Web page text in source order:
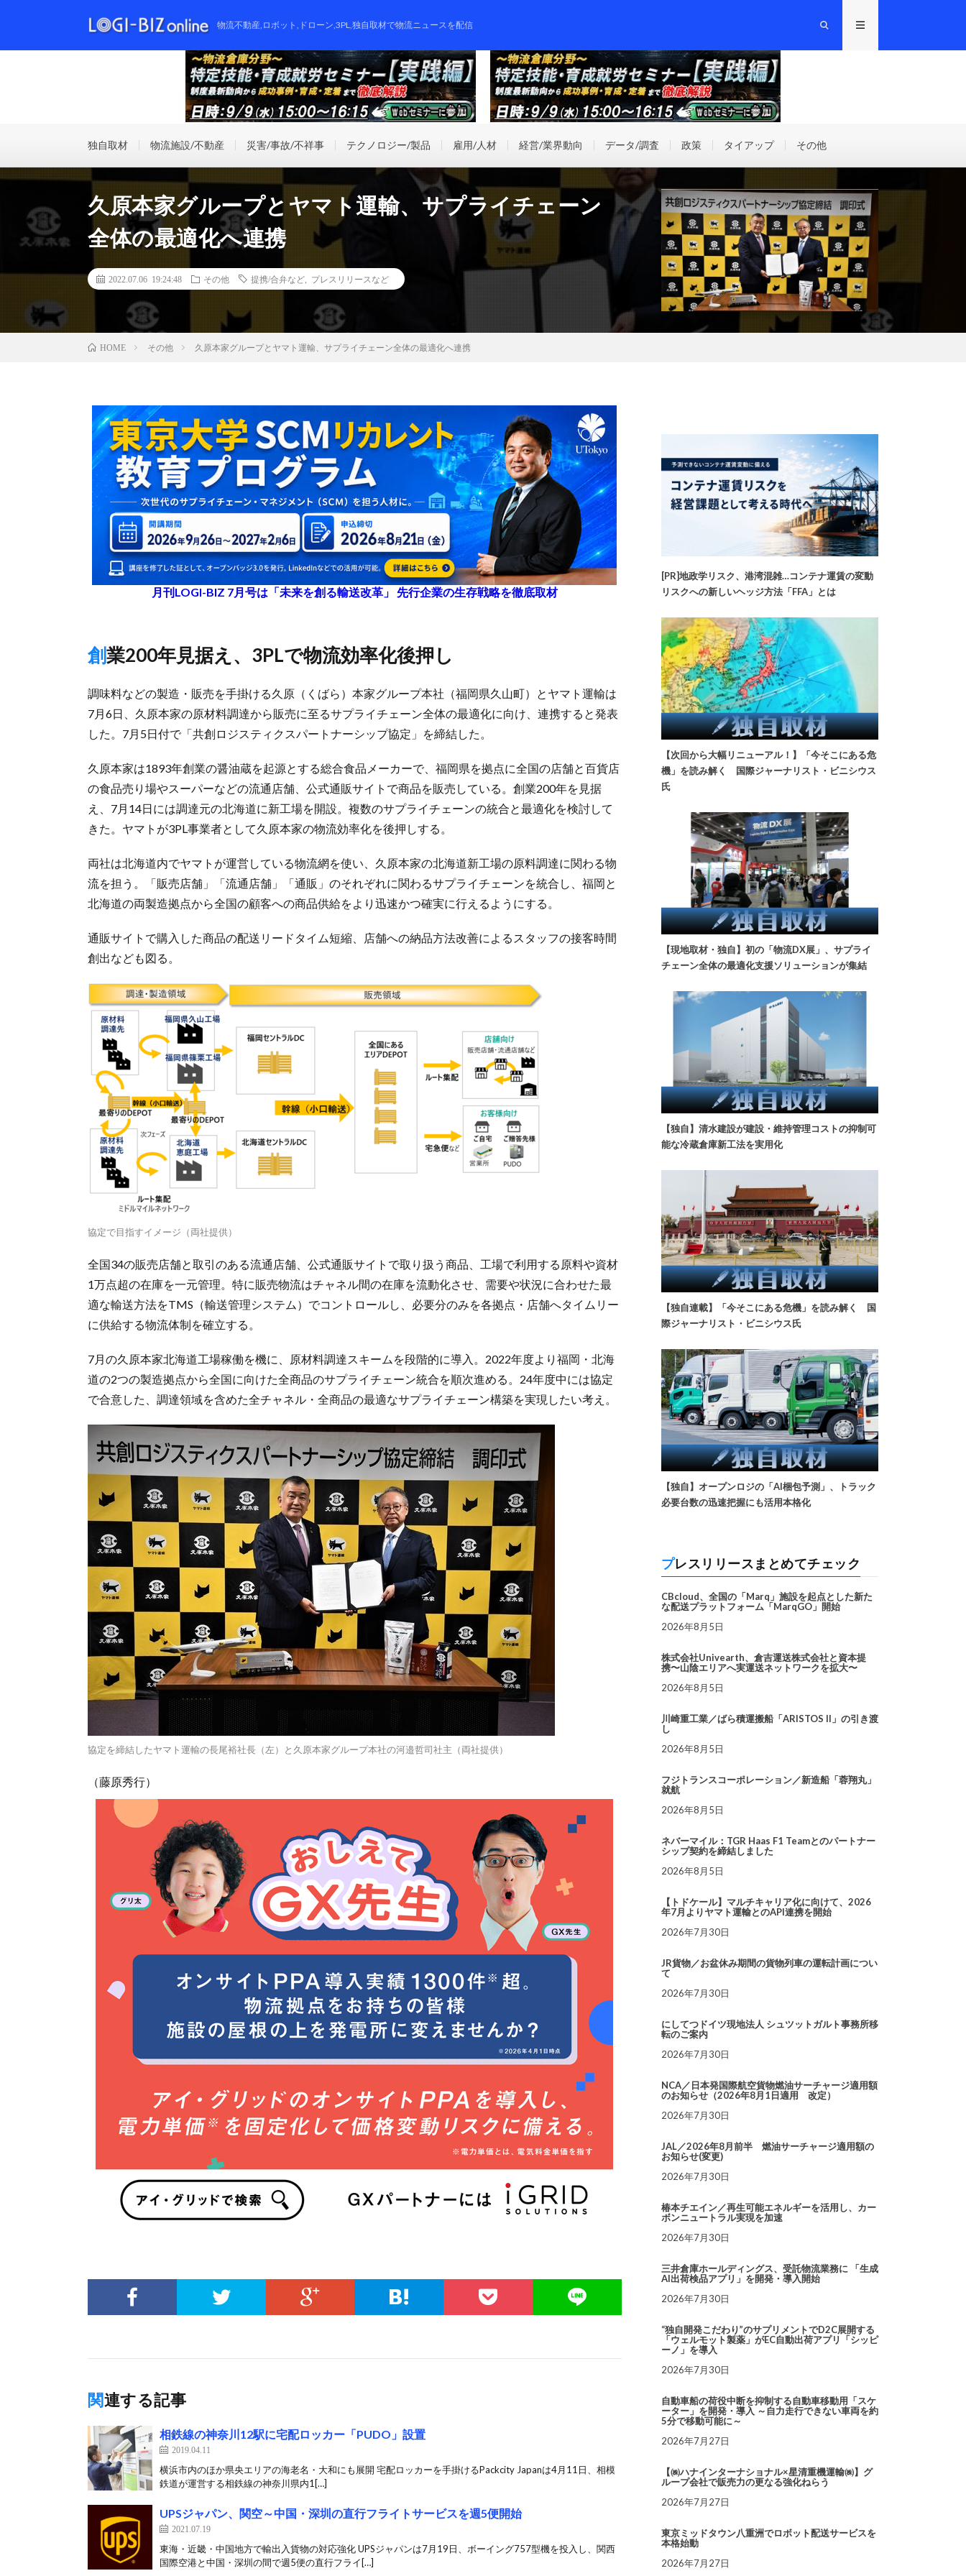
物流不動産,ロボット,ドローン,3PL,独自取材で物流ニュースを配信
独自取材 物流施設/不動産 災害/事故/不祥事 テクノロジー/製品 雇用/人材 経営/業界動向 データ/調査 政策 タイアップ その他
久原本家グループとヤマト運輸、サプライチェーン
全体の最適化へ連携
2022.07.06 19:24:48 その他 提携/合弁など プレスリリースなど
HOME その他 久原本家グループとヤマト運輸、サプライチェーン全体の最適化へ連携
月刊LOGI-BIZ 7月号は「未来を創る輸送改革」 先行企業の生存戦略を徹底取材
創業200年見据え、3PLで物流効率化後押し
調味料などの製造・販売を手掛ける久原（くばら）本家グループ本社（福岡県久山町）とヤマト運輸は
7月6日、久原本家の原材料調達から販売に至るサプライチェーン全体の最適化に向け、連携すると発表
した。7月5日付で「共創ロジスティクスパートナーシップ協定」を締結した。
久原本家は1893年創業の醤油蔵を起源とする総合食品メーカーで、福岡県を拠点に全国の店舗と百貨店
の食品売り場やスーパーなどの流通店舗、公式通販サイトで商品を販売している。創業200年を見据
え、7月14日には調達元の北海道に新工場を開設。複数のサプライチェーンの統合と最適化を検討して
きた。ヤマトが3PL事業者として久原本家の物流効率化を後押しする。
両社は北海道内でヤマトが運営している物流網を使い、久原本家の北海道新工場の原料調達に関わる物
流を担う。「販売店舗」「流通店舗」「通販」のそれぞれに関わるサプライチェーンを統合し、福岡と
北海道の両製造拠点から全国の顧客への商品供給をより迅速かつ確実に行えるようにする。
通販サイトで購入した商品の配送リードタイム短縮、店舗への納品方法改善によるスタッフの接客時間
創出なども図る。
協定で目指すイメージ（両社提供）
全国34の販売店舗と取引のある流通店舗、公式通販サイトで取り扱う商品、工場で利用する原料や資材
1万点超の在庫を一元管理。特に販売物流はチャネル間の在庫を流動化させ、需要や状況に合わせた最
適な輸送方法をTMS（輸送管理システム）でコントロールし、必要分のみを各拠点・店舗へタイムリー
に供給する物流体制を確立する。
7月の久原本家北海道工場稼働を機に、原材料調達スキームを段階的に導入。2022年度より福岡・北海
道の2つの製造拠点から全国に向けた全商品のサプライチェーン統合を順次進める。24年度中には協定
で合意した、調達領域を含めた全チャネル・全商品の最適なサプライチェーン構築を実現したい考え。
協定を締結したヤマト運輸の長尾裕社長（左）と久原本家グループ本社の河邉哲司社主（両社提供）
（藤原秀行）
関連する記事
相鉄線の神奈川12駅に宅配ロッカー「PUDO」設置
2019.04.11
横浜市内のほか県央エリアの海老名・大和にも展開 宅配ロッカーを手掛けるPackcity Japanは4月11日、相模
鉄道が運営する相鉄線の神奈川県内1[…]
UPSジャパン、関空～中国・深圳の直行フライトサービスを週5便開始
2021.07.19
東海・近畿・中国地方で輸出入貨物の対応強化 UPSジャパンは7月19日、ボーイング757型機を投入し、関西
国際空港と中国・深圳の間で週5便の直行フライ[…]
[PR]地政学リスク、港湾混雑…コンテナ運賃の変動
リスクへの新しいヘッジ方法「FFA」とは
【次回から大幅リニューアル！】「今そこにある危
機」を読み解く 国際ジャーナリスト・ビニシウス
氏
【現地取材・独自】初の「物流DX展」、サプライ
チェーン全体の最適化支援ソリューションが集結
【独自】清水建設が建設・維持管理コストの抑制可
能な冷蔵倉庫新工法を実用化
【独自連載】「今そこにある危機」を読み解く 国
際ジャーナリスト・ビニシウス氏
【独自】オープンロジの「AI梱包予測」、トラック
必要台数の迅速把握にも活用本格化
プレスリリースまとめてチェック
CBcloud、全国の「Marq」施設を起点とした新た
な配送プラットフォーム「MarqGO」開始
2026年8月5日
株式会社Univearth、倉吉運送株式会社と資本提
携〜山陰エリアへ実運送ネットワークを拡大〜
2026年8月5日
川崎重工業／ばら積運搬船「ARISTOS II」の引き渡
し
2026年8月5日
フジトランスコーポレーション／新造船「蓉翔丸」
就航
2026年8月5日
ネバーマイル：TGR Haas F1 Teamとのパートナー
シップ契約を締結しました
2026年8月5日
【トドケール】マルチキャリア化に向けて、2026
年7月よりヤマト運輸とのAPI連携を開始
2026年7月30日
JR貨物／お盆休み期間の貨物列車の運転計画につい
て
2026年7月30日
にしてつドイツ現地法人 シュツットガルト事務所移
転のご案内
2026年7月30日
NCA／日本発国際航空貨物燃油サーチャージ適用額
のお知らせ（2026年8月1日適用 改定）
2026年7月30日
JAL／2026年8月前半 燃油サーチャージ適用額の
お知らせ(変更)
2026年7月30日
椿本チエイン／再生可能エネルギーを活用し、カー
ボンニュートラル実現を加速
2026年7月30日
三井倉庫ホールディングス、受託物流業務に 「生成
AI出荷検品アプリ」を開発・導入開始
2026年7月30日
“独自開発こだわり”のサプリメントでD2C展開する
「ウェルモット製薬」がEC自動出荷アプリ「シッピ
ーノ」を導入
2026年7月30日
自動車船の荷役中断を抑制する自動車移動用「スケ
ーター」を開発・導入 ～自力走行できない車両を約
5分で移動可能に～
2026年7月27日
【㈱ハナインターナショナル×星清重機運輸㈱】グ
ループ会社で販売力の更なる強化ねらう
2026年7月27日
東京ミッドタウン八重洲でロボット配送サービスを
本格始動
2026年7月27日